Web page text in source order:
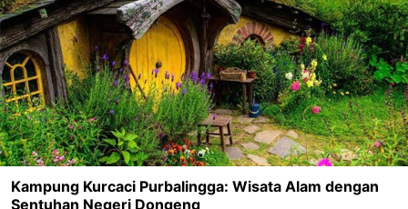
Kampung Kurcaci Purbalingga: Wisata Alam dengan
Sentuhan Negeri Dongeng